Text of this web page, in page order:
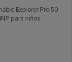
Explorer Pro 50
para niños